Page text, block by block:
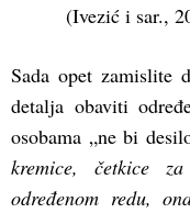
(Ivezić i sar.,
Sada opet zamislite
detalja obaviti
osobama „ne bi
kremice, četkice
određenom redu,